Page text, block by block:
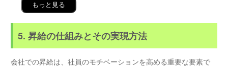
もっと見る
5. 昇給の仕組みとその実現方法
会社での昇給は、社員のモチベーションを高める重要な要素で